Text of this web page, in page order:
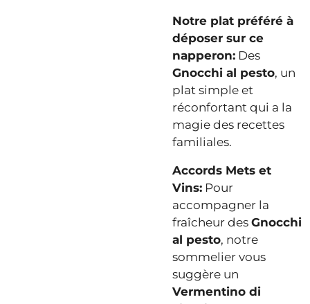
Notre plat préféré à
déposer sur ce
napperon: Des
Gnocchi al pesto, un
plat simple et
réconfortant qui a la
magie des recettes
familiales.
Accords Mets et
Vins: Pour
accompagner la
fraîcheur des Gnocchi
al pesto, notre
sommelier vous
suggère un
Vermentino di